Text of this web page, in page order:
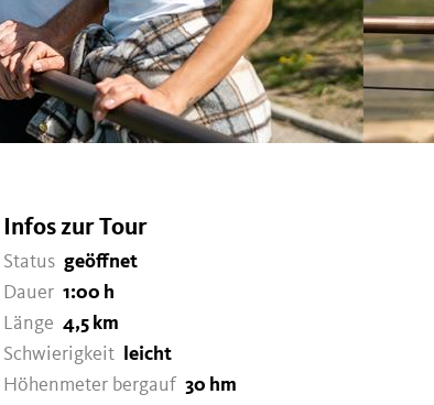
Infos zur Tour
Status geöffnet
Dauer 1:00 h
Länge 4,5 km
Schwierigkeit
leicht
Höhenmeter bergauf 30 hm